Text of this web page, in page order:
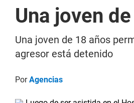
Una joven
Una joven de 18 años
agresor está detenido
PorAgencias